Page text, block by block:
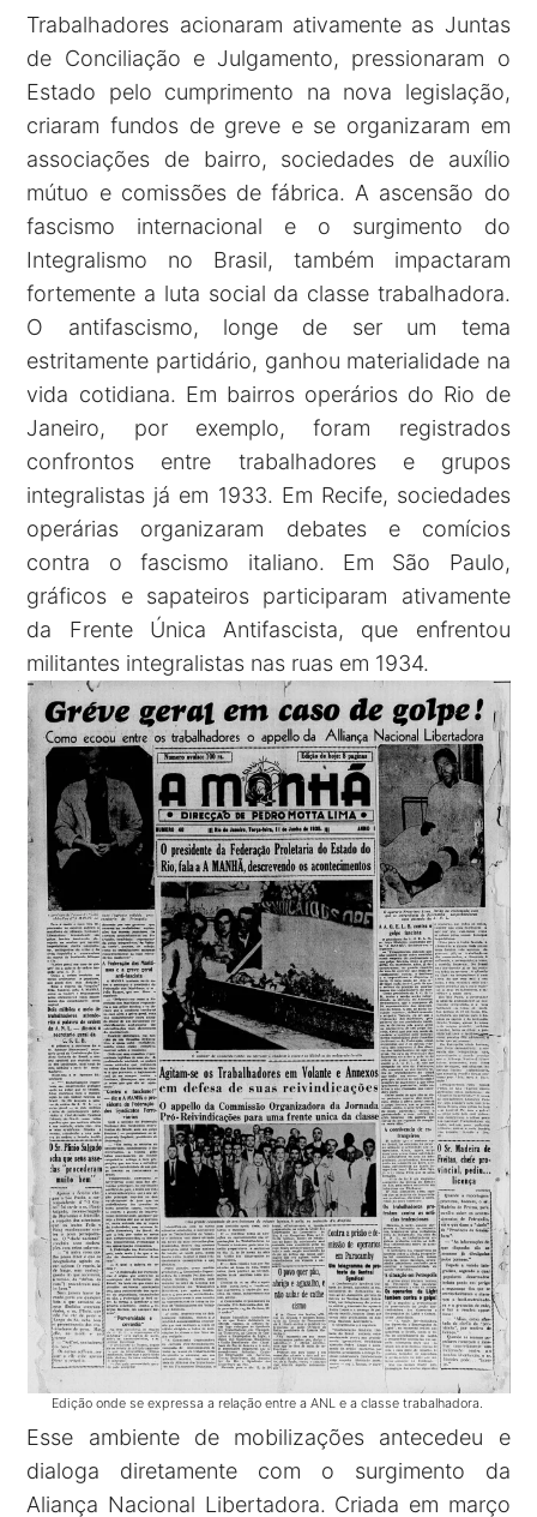
Trabalhadores acionaram ativamente as Juntas
de Conciliação e Julgamento, pressionaram o
Estado pelo cumprimento na nova legislação,
criaram fundos de greve e se organizaram em
associações de bairro, sociedades de auxílio
mútuo e comissões de fábrica. A ascensão do
fascismo internacional e o surgimento do
Integralismo no Brasil, também impactaram
fortemente a luta social da classe trabalhadora.
O antifascismo, longe de ser um tema
estritamente partidário, ganhou materialidade na
vida cotidiana. Em bairros operários do Rio de
Janeiro, por exemplo, foram registrados
confrontos entre trabalhadores e grupos
integralistas já em 1933. Em Recife, sociedades
operárias organizaram debates e comícios
contra o fascismo italiano. Em São Paulo,
gráficos e sapateiros participaram ativamente
da Frente Única Antifascista, que enfrentou
militantes integralistas nas ruas em 1934.
Edição onde se expressa a relação entre a ANL e a classe trabalhadora.
Esse ambiente de mobilizações antecedeu e
dialoga diretamente com o surgimento da
Aliança Nacional Libertadora. Criada em março